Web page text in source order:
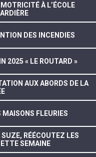
À L’ÉCOLE
DES INCENDIES
2025 « LE ROUTARD »
AUX ABORDS DE LA
MAISONS FLEURIES
RÉÉCOUTEZ LES
SEMAINE